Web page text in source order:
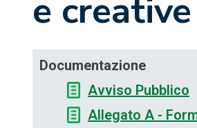
e creative
Documentazione
Avviso Pubblico
Allegato A -